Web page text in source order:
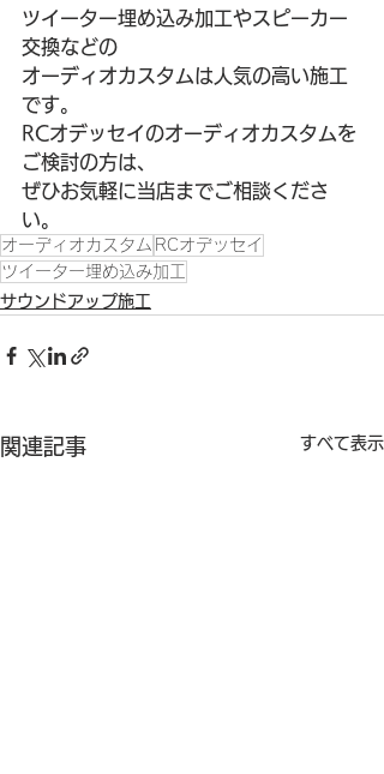
ツイーター埋め込み加工やスピーカー
交換などの
オーディオカスタムは人気の高い施工
です。
RCオデッセイのオーディオカスタムを
ご検討の方は、
ぜひお気軽に当店までご相談くださ
い。
オーディオカスタム RCオデッセイ
ツイーター埋め込み加工
サウンドアップ施工
関連記事 すべて表示